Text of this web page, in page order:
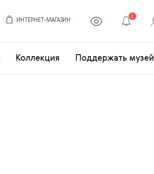
ИНТЕРНЕТ-МАГАЗИН
2
Коллекция Поддержать музей